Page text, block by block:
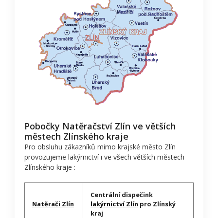
Pobočky Natěračství Zlín ve větších
městech Zlínského kraje
Pro obsluhu zákazníků mimo krajské město Zlín
provozujeme lakýrnictví i ve všech větších městech
Zlínského kraje :
Natěrači Zlín
Centrální dispečink
lakýrnictví Zlín pro Zlínský
kraj